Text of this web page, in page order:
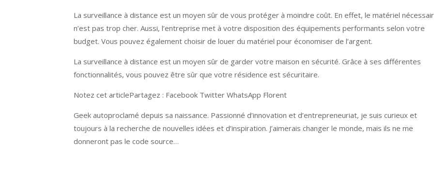
La surveillance à distance est un moyen sûr de vous protéger à moindre coût. En effet, le matériel
n’est pas trop cher. Aussi, l’entreprise met à votre disposition des équipements performants selon votre
budget. Vous pouvez également choisir de louer du matériel pour économiser de l’argent.
La surveillance à distance est un moyen sûr de garder votre maison en sécurité. Grâce à ses différentes
fonctionnalités, vous pouvez être sûr que votre résidence est sécuritaire.
Notez cet articlePartagez : Facebook Twitter WhatsApp Florent
Geek autoproclamé depuis sa naissance. Passionné d’innovation et d’entrepreneuriat, je suis curieux et
toujours à la recherche de nouvelles idées et d’inspiration. J’aimerais changer le monde, mais ils ne me
donneront pas le code source…